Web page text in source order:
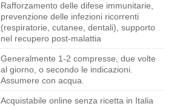
Rafforzamento delle difese immunitarie,
prevenzione delle infezioni ricorrenti
(respiratorie, cutanee, dentali), supporto
nel recupero post-malattia
Generalmente 1-2 compresse, due volte
al giorno, o secondo le indicazioni.
Assumere con acqua.
Acquistabile online senza ricetta in Italia